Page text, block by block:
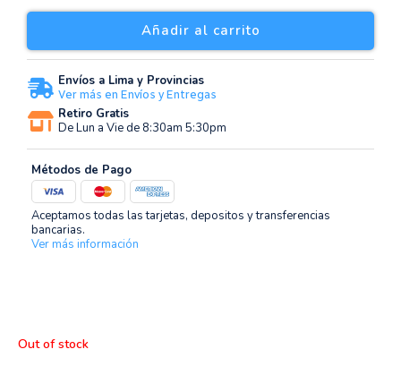
Añadir al carrito
Envíos a Lima y Provincias
Ver más en Envíos y Entregas
Retiro Gratis
De Lun a Vie de 8:30am 5:30pm
Métodos de Pago
Aceptamos todas las tarjetas, depositos y transferencias
bancarias.
Ver más información
Out of stock